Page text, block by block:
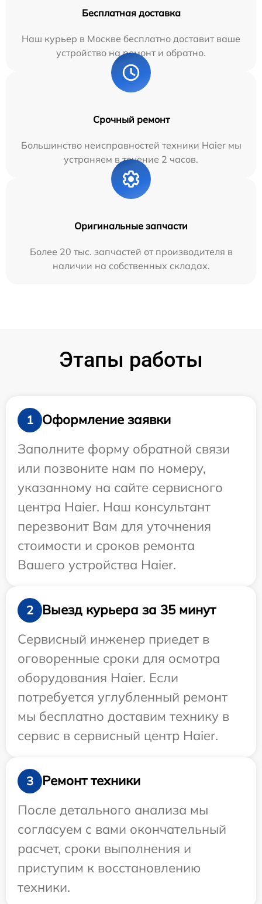
Бесплатная доставка
Наш курьер в Москве бесплатно доставит ваше
устройство на ремонт и обратно.
Срочный ремонт
Большинство неисправностей техники Haier мы
устраняем в течение 2 часов.
Оригинальные запчасти
Более 20 тыс. запчастей от производителя в
наличии на собственных складах.
Этапы работы
1
Оформление заявки
Заполните форму обратной связи
или позвоните нам по номеру,
указанному на сайте сервисного
центра Haier. Наш консультант
перезвонит Вам для уточнения
стоимости и сроков ремонта
Вашего устройства Haier.
2
Выезд курьера за 35 минут
Сервисный инженер приедет в
оговоренные сроки для осмотра
оборудования Haier. Если
потребуется углубленный ремонт
мы бесплатно доставим технику в
сервис в сервисный центр Haier.
3
Ремонт техники
После детального анализа мы
согласуем с вами окончательный
расчет, сроки выполнения и
приступим к восстановлению
техники.